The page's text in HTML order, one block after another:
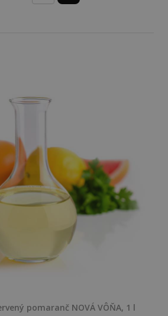
pomaranč NOVÁ VÔŇA, 1 l